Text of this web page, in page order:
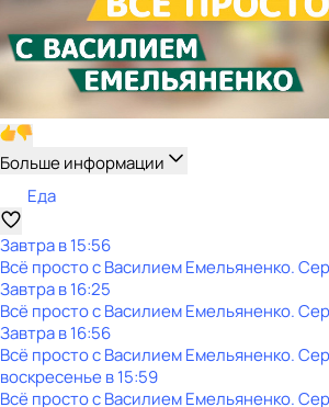
Больше информации
Еда
Завтра в 15:56
Всё просто с Василием Емельяненко.
Завтра в 16:25
Всё просто с Василием Емельяненко.
Завтра в 16:56
Всё просто с Василием Емельяненко.
воскресенье в15:59
Всё просто с Василием Емельяненко.